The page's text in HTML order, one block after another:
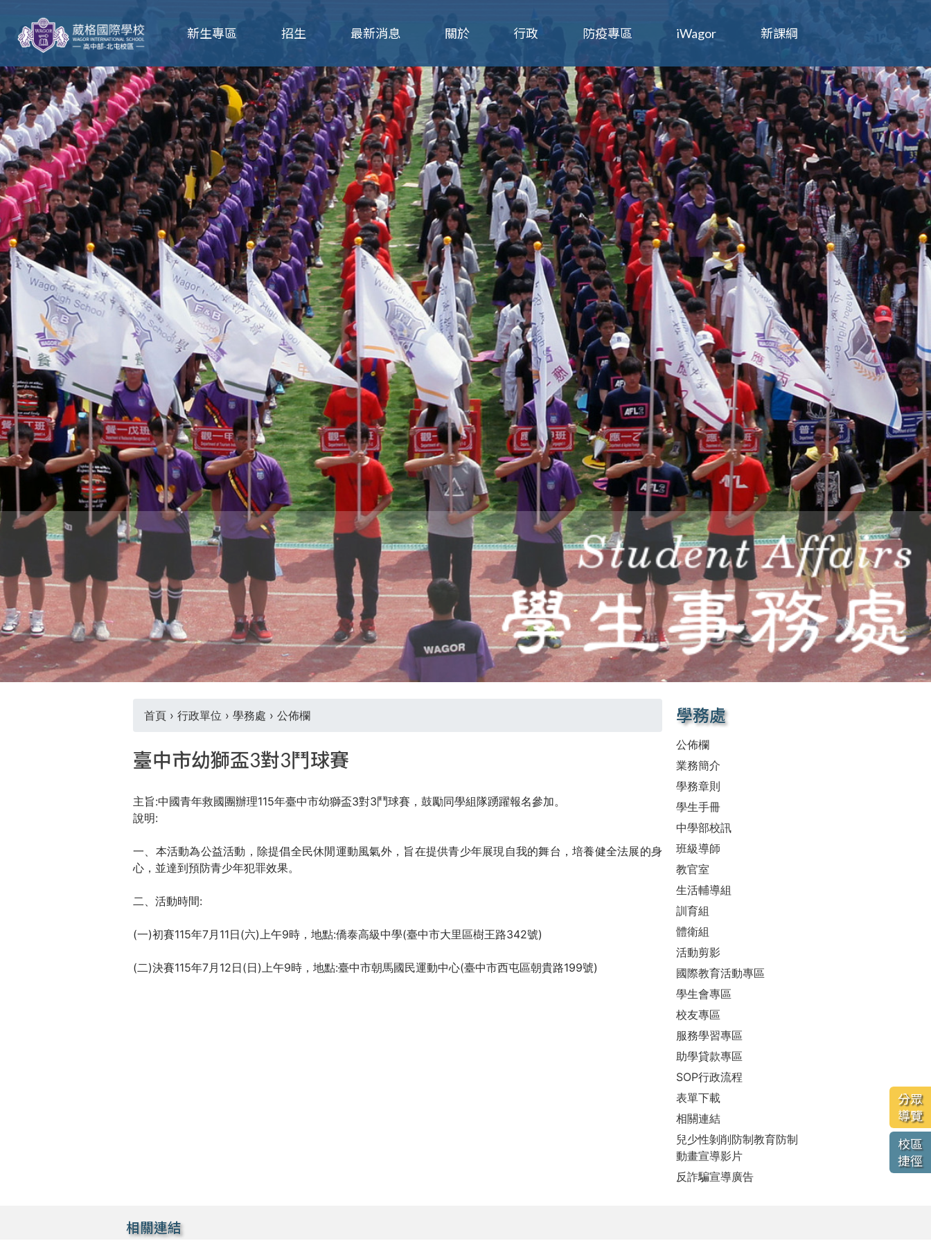
葳
格
高
級
中
學
葳
格
國
際．
國
際
葳
格。
培
具
國
際
移
力
的
世
民。
WAGOR
TODAY
THE
WORLD
TOMORROW
PUTTING
在
這
首頁 › 行政單位 › 學務處 › 公佈欄
臺中市幼獅盃3對3鬥球賽
主旨:中國青年救國團辦理115年臺中市幼獅盃3對3鬥球賽，鼓勵同學組隊踴躍報名參加。
說明:
一、本活動為公益活動，除提倡全民休閒運動風氣外，旨在提供青少年展現自我的舞台，培養健全法展的身
心，並達到預防青少年犯罪效果。
二、活動時間:
(一)初賽115年7月11日(六)上午9時，地點:僑泰高級中學(臺中市大里區樹王路342號)
(二)決賽115年7月12日(日)上午9時，地點:臺中市朝馬國民運動中心(臺中市西屯區朝貴路199號)
新生專區 招生 最新消息 關於 行政 防疫專區 iWagor 新課綱
分眾
導覽
校區
捷徑
學務處
公佈欄
業務簡介
學務章則
學生手冊
中學部校訊
班級導師
教官室
生活輔導組
訓育組
體衛組
活動剪影
國際教育活動專區
學生會專區
校友專區
服務學習專區
助學貸款專區
SOP行政流程
表單下載
相關連結
兒少性剝削防制教育防制
動畫宣導影片
反詐騙宣導廣告
相關連結